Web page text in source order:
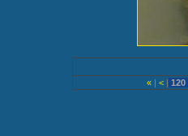
« | < | 120